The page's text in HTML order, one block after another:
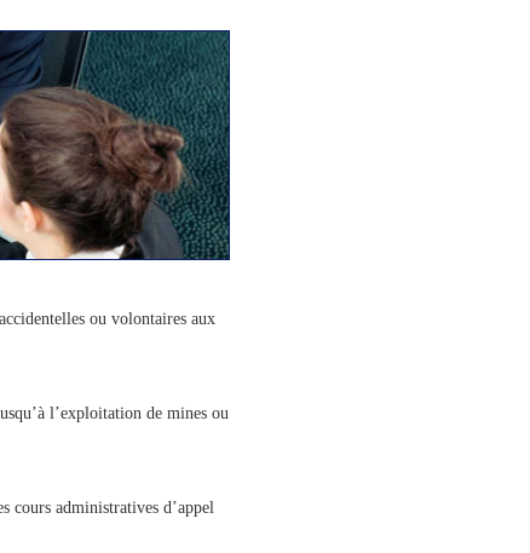
ou volontaires aux
l’exploitation de mines ou
cours administratives d’appel